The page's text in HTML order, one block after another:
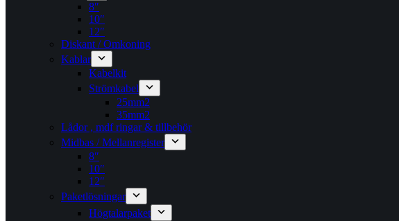
8″
10″
12″
Diskant / Omkoning​
Kablar
Kabelkit
Strömkabel
25mm2
35mm2
Lådor , mdf ringar & tillbehör
Midbas / Mellanregister
8″
10″
12″
Paketlösningar
Högtalarpaket